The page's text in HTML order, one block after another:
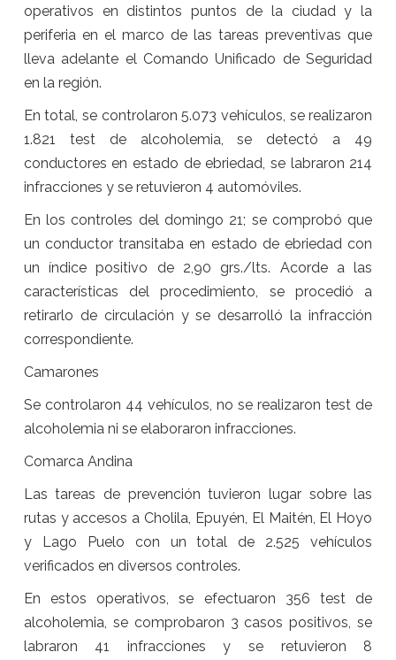
operativos en distintos puntos de la ciudad y la
periferia en el marco de las tareas preventivas que
lleva adelante el Comando Unificado de Seguridad
en la región.
En total, se controlaron 5.073 vehículos, se realizaron
1.821 test de alcoholemia, se detectó a 49
conductores en estado de ebriedad, se labraron 214
infracciones y se retuvieron 4 automóviles.
En los controles del domingo 21; se comprobó que
un conductor transitaba en estado de ebriedad con
un índice positivo de 2,90 grs./lts. Acorde a las
características del procedimiento, se procedió a
retirarlo de circulación y se desarrolló la infracción
correspondiente.
Camarones
Se controlaron 44 vehículos, no se realizaron test de
alcoholemia ni se elaboraron infracciones.
Comarca Andina
Las tareas de prevención tuvieron lugar sobre las
rutas y accesos a Cholila, Epuyén, El Maitén, El Hoyo
y Lago Puelo con un total de 2.525 vehículos
verificados en diversos controles.
En estos operativos, se efectuaron 356 test de
alcoholemia, se comprobaron 3 casos positivos, se
labraron 41 infracciones y se retuvieron 8